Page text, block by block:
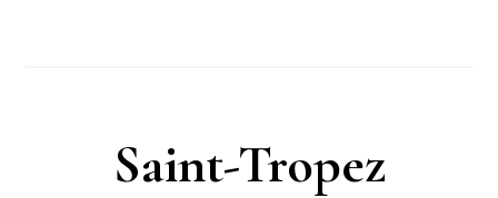
Saint-Tropez